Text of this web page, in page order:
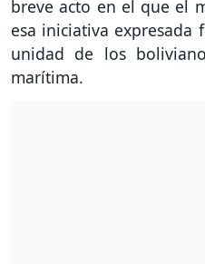
breve acto en el que el
esa iniciativa expresada
unidad de los
marítima.